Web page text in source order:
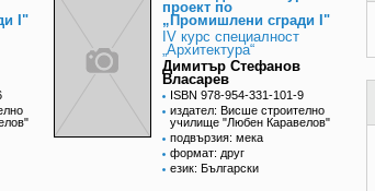
I"
проект по
„Промишлени сгради I"
IV курс специалност
„Архитектура“
Димитър Стефанов
Власарев
ISBN 978-954-331-101-9
издател: Висше строително
училище "Любен Каравелов"
подвързия: мека
формат: друг
език: Български